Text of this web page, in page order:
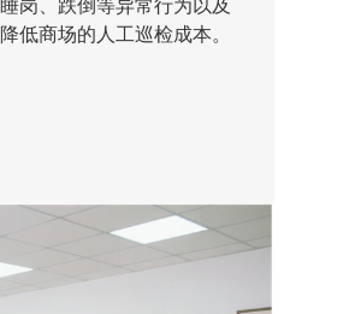
岗、跌倒等异常行为以及
低商场的人工巡检成本。